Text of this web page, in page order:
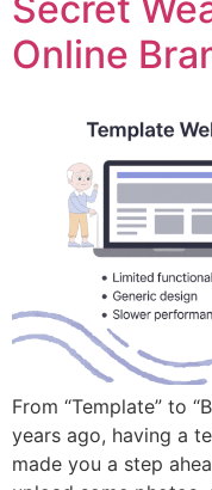
Online
From “Template” to
years ago, having a
made you a step